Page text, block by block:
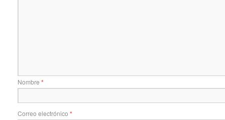
Nombre *
Correo electrónico *